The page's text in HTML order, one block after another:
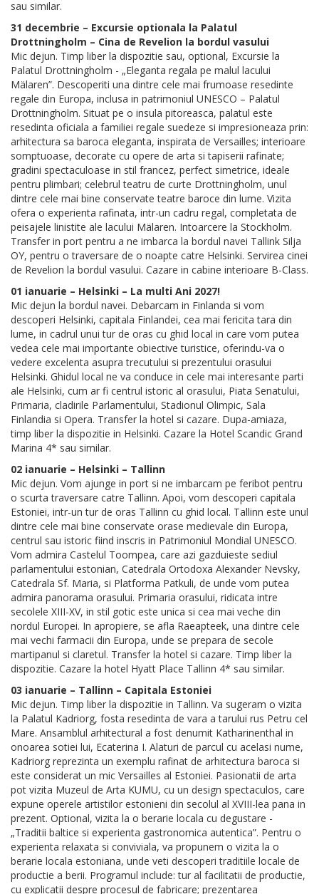
sau similar.
31 decembrie – Excursie optionala la Palatul
Drottningholm – Cina de Revelion la bordul vasului
Mic dejun. Timp liber la dispozitie sau, optional, Excursie la
Palatul Drottningholm - „Eleganta regala pe malul lacului
Mälaren”. Descoperiti una dintre cele mai frumoase resedinte
regale din Europa, inclusa in patrimoniul UNESCO – Palatul
Drottningholm. Situat pe o insula pitoreasca, palatul este
resedinta oficiala a familiei regale suedeze si impresioneaza prin:
arhitectura sa baroca eleganta, inspirata de Versailles; interioare
somptuoase, decorate cu opere de arta si tapiserii rafinate;
gradini spectaculoase in stil francez, perfect simetrice, ideale
pentru plimbari; celebrul teatru de curte Drottningholm, unul
dintre cele mai bine conservate teatre baroce din lume. Vizita
ofera o experienta rafinata, intr-un cadru regal, completata de
peisajele linistite ale lacului Mälaren. Intoarcere la Stockholm.
Transfer in port pentru a ne imbarca la bordul navei Tallink Silja
OY, pentru o traversare de o noapte catre Helsinki. Servirea cinei
de Revelion la bordul vasului. Cazare in cabine interioare B-Class.
01 ianuarie – Helsinki – La multi Ani 2027!
Mic dejun la bordul navei. Debarcam in Finlanda si vom
descoperi Helsinki, capitala Finlandei, cea mai fericita tara din
lume, in cadrul unui tur de oras cu ghid local in care vom putea
vedea cele mai importante obiective turistice, oferindu-va o
vedere excelenta asupra trecutului si prezentului orasului
Helsinki. Ghidul local ne va conduce in cele mai interesante parti
ale Helsinki, cum ar fi centrul istoric al orasului, Piata Senatului,
Primaria, cladirile Parlamentului, Stadionul Olimpic, Sala
Finlandia si Opera. Transfer la hotel si cazare. Dupa-amiaza,
timp liber la dispozitie in Helsinki. Cazare la Hotel Scandic Grand
Marina 4* sau similar.
02 ianuarie – Helsinki – Tallinn
Mic dejun. Vom ajunge in port si ne imbarcam pe feribot pentru
o scurta traversare catre Tallinn. Apoi, vom descoperi capitala
Estoniei, intr-un tur de oras Tallinn cu ghid local. Tallinn este unul
dintre cele mai bine conservate orase medievale din Europa,
centrul sau istoric fiind inscris in Patrimoniul Mondial UNESCO.
Vom admira Castelul Toompea, care azi gazduieste sediul
parlamentului estonian, Catedrala Ortodoxa Alexander Nevsky,
Catedrala Sf. Maria, si Platforma Patkuli, de unde vom putea
admira panorama orasului. Primaria orasului, ridicata intre
secolele XIII-XV, in stil gotic este unica si cea mai veche din
nordul Europei. In apropiere, se afla Raeapteek, una dintre cele
mai vechi farmacii din Europa, unde se prepara de secole
martipanul si claretul. Transfer la hotel si cazare. Timp liber la
dispozitie. Cazare la hotel Hyatt Place Tallinn 4* sau similar.
03 ianuarie – Tallinn – Capitala Estoniei
Mic dejun. Timp liber la dispozitie in Tallinn. Va sugeram o vizita
la Palatul Kadriorg, fosta resedinta de vara a tarului rus Petru cel
Mare. Ansamblul arhitectural a fost denumit Katharinenthal in
onoarea sotiei lui, Ecaterina I. Alaturi de parcul cu acelasi nume,
Kadriorg reprezinta un exemplu rafinat de arhitectura baroca si
este considerat un mic Versailles al Estoniei. Pasionatii de arta
pot vizita Muzeul de Arta KUMU, cu un design spectaculos, care
expune operele artistilor estonieni din secolul al XVIII-lea pana in
prezent. Optional, vizita la o berarie locala cu degustare -
„Traditii baltice si experienta gastronomica autentica”. Pentru o
experienta relaxata si conviviala, va propunem o vizita la o
berarie locala estoniana, unde veti descoperi traditiile locale de
productie a berii. Programul include: tur al facilitatii de productie,
cu explicatii despre procesul de fabricare; prezentarea